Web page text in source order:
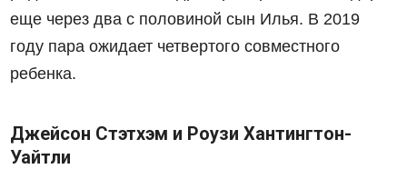
еще через два с половиной сын Илья. В 2019
году пара ожидает четвертого совместного
ребенка.
Джейсон Стэтхэм и Роузи Хантингтон-
Уайтли